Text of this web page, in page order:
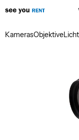
KamerasObjektiveLicht